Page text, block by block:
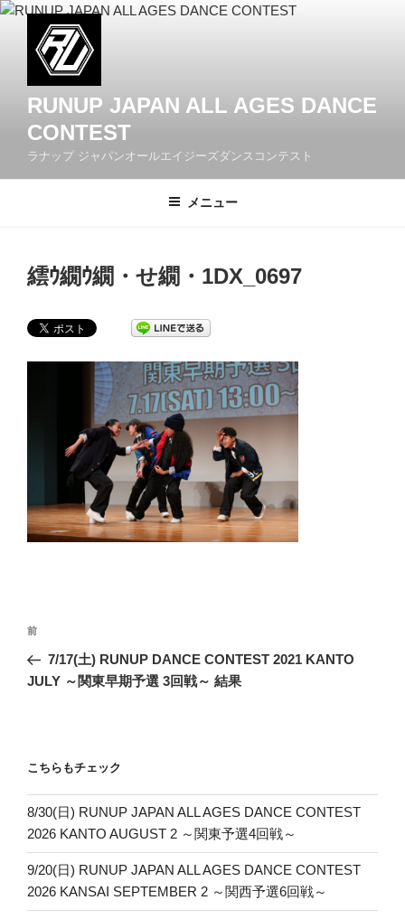
コ
ッ
RUNUP JAPAN ALL AGES DANCE
CONTEST
ラナップ ジャパンオールエイジーズダンスコンテスト
メニュー
繧ｳ繝ｳ繝・せ繝・1DX_0697
投
ナ
シ
ョ
ン
前
の
投
前
7/17(土) RUNUP DANCE CONTEST 2021 KANTO
JULY ～関東早期予選 3回戦～ 結果
こちらもチェック
8/30(日) RUNUP JAPAN ALL AGES DANCE CONTEST
2026 KANTO AUGUST 2 ～関東予選4回戦～
9/20(日) RUNUP JAPAN ALL AGES DANCE CONTEST
2026 KANSAI SEPTEMBER 2 ～関西予選6回戦～